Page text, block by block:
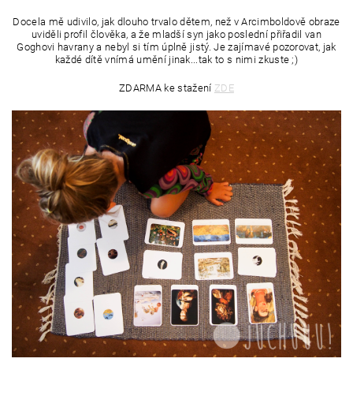
Docela mě udivilo, jak dlouho trvalo dětem, než v Arcimboldově obraze
uviděli profil člověka, a že mladší syn jako poslední přiřadil van
Goghovi havrany a nebyl si tím úplně jistý. Je zajímavé pozorovat, jak
každé dítě vnímá umění jinak...tak to s nimi zkuste ;)
ZDARMA ke stažení ZDE